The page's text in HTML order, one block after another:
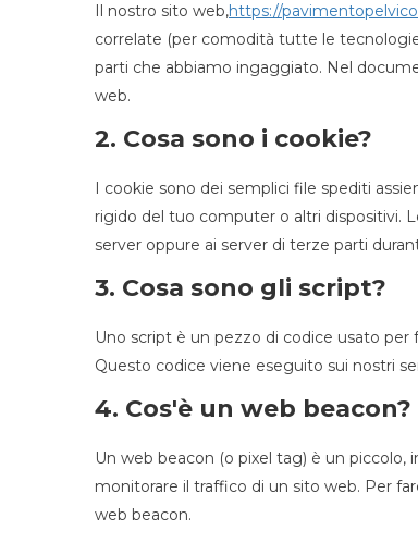
Il nostro sito web,https://
correlate (per comodità tutte le
parti che abbiamo ingaggiato. Nel
web.
2. Cosa sono i cookie?
I cookie sono dei semplici file spediti
rigido del tuo computer o altri dispositivi.
server oppure ai server di terze parti
3. Cosa sono gli script?
Uno script è un pezzo di codice usato
Questo codice viene eseguito sui nostri
4. Cos'è un web beacon?
Un web beacon (o pixel tag) è un
monitorare il traffico di un sito web. Per
web beacon.